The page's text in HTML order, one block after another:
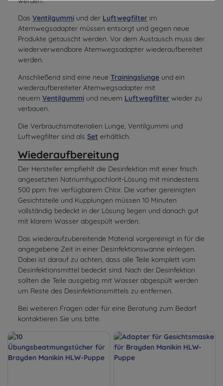
Das Ventilgummi und der Luftwegfilter im
Atemwegsadapter müssen entsorgt und gegen neue
Produkte getauscht werden. Vor dem Austausch muss der
wiederverwendbare Atemwegsadapter wiederaufbereitet
werden.
Anschließend sind eine neue Trainingslunge und ein
wiederaufbereiteter Atemwegsadapter mit
neuem Ventilgummi und neuem Luftwegfilter wieder zu
verbauen.
Die Verbrauchsmaterialien Lunge, Ventilgummi und
Luftwegfilter sind als Set erhältlich.
Wiederaufbereitung
Der Hersteller empfiehlt die Desinfektion mit einer frisch
angesetzten Natriumhypochlorit-Lösung mit mindestens
500 ppm frei verfügbarem Chlor. Die vorher gereinigten
Gesichtsteile und Kupplungen müssen 10 Minuten
vollständig bedeckt in der Lösung liegen und danach gut
mit klarem Wasser abgespült werden.
Das wiederaufzubereitende Material vorgereinigt in für die
angegebene Zeit in einer Desinfektionswanne einlegen.
Dabei ist darauf zu achten, dass alle Teile komplett vom
Desinfektionsmittel bedeckt sind. Nach der Desinfektion
sollten die Teile ausgiebig mit Wasser abgespült werden
um Reste des Desinfektionsmittels zu entfernen.
Bei weiteren Fragen oder für eine Beratung zum Bedarf
kontaktieren Sie uns bitte.